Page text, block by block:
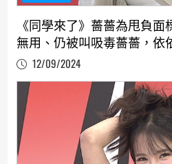
《同學來了》薔薔為甩負
無用、仍被叫吸毒薔薔，依
吃驚、安心亞接手立馬出事
12/09/2024